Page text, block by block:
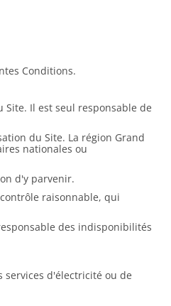
Conditions.
Site. Il est seul responsable de
du Site. La région Grand
nationales ou
d'y parvenir.
raisonnable, qui
des indisponibilités
d'électricité ou de